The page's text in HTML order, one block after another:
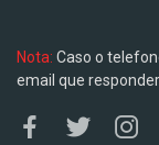
Nota: Caso o
email que